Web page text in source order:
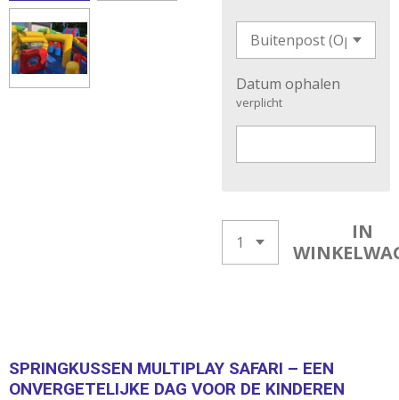
Datum ophalen
verplicht
IN
SPRINGKUSSEN MULTIPLAY SAFARI – EEN
ONVERGETELIJKE DAG VOOR DE KINDEREN